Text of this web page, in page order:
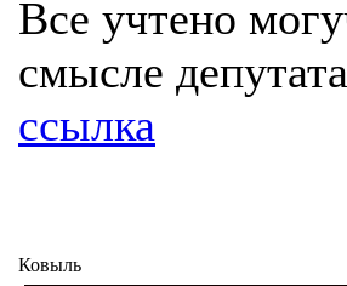
Все учтено
смысле
ссылка
Ковыль